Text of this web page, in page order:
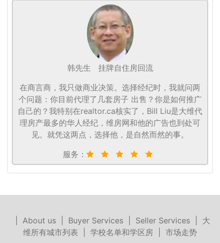
韩先生
挂牌自住房回流
在商言商，我只做商业决策。选择经纪时，我就问两
个问题：你目前代理了几套房子 出售？你是如何推广
自己的？我特别在realtor.ca核实了，Bill Liu是大维代
理房产最多的华人经纪，维房网和他的广告也到处可
见。就凭这两点，选择他，是自然而然的事。
服务：
About us| Buyer Services| Seller Services| 大
维所有城市列表
学校名单和学区房 市场走势